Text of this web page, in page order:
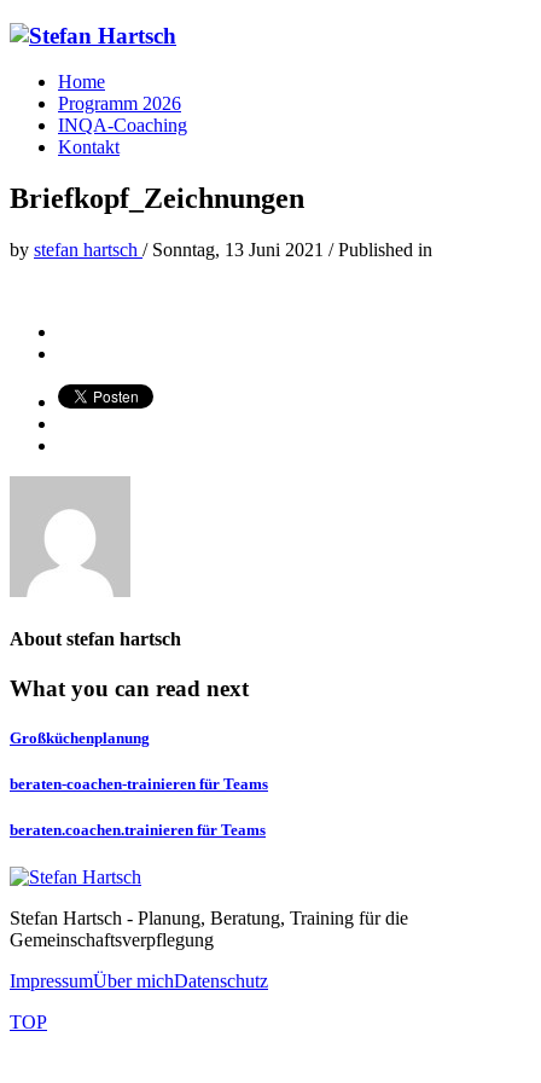
Home
Programm 2026
INQA-Coaching
Kontakt
Briefkopf_Zeichnungen
by stefan hartsch / Sonntag, 13 Juni 2021 /Published in
About stefan hartsch
What you can read next
Großküchenplanung
beraten-coachen-trainieren für Teams
beraten.coachen.trainieren für Teams
Stefan Hartsch - Planung, Beratung, Training für die
Gemeinschaftsverpflegung
ImpressumÜber michDatenschutz
TOP